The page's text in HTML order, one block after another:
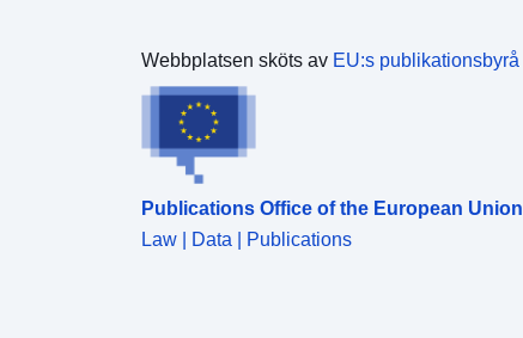
Webbplatsen sköts av EU:s publikationsbyrå
Publications Office of the European Union
Law | Data | Publications